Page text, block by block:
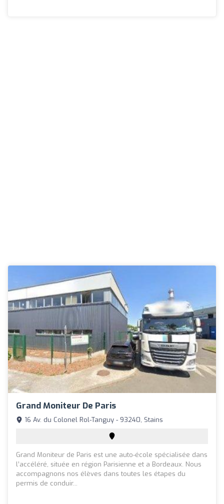
Grand Moniteur De Paris
16 Av. du Colonel Rol-Tanguy - 93240, Stains
Grand Moniteur de Paris est une auto-école spécialisée dans
l’accéléré, située en région Parisienne et a Bordeaux. Nous
accompagnons nos élèves dans toutes les étapes du
permis de conduir...